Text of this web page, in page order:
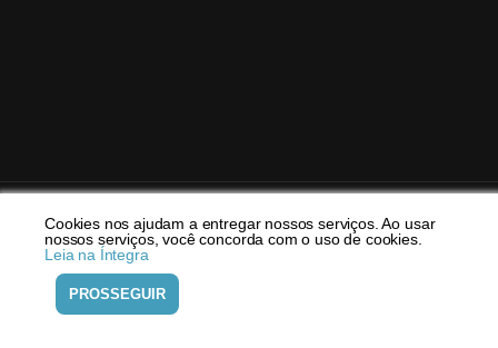
Infarmácia: Conteúdo Premium gratuito, para
profissionais de Farmácia, em um só lugar.2026
PP-A1G-
BRA-0281
Política de Privacidade
Desenvolvido por Netshow.me
Cookies nos ajudam a entregar nossos serviços. Ao usar
nossos serviços, você concorda com o uso de cookies.
Leia na Íntegra
PROSSEGUIR